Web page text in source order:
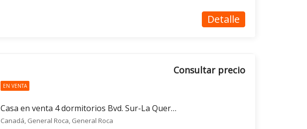
Detalle
EN VENTA
Casa en venta 4 dormitorios Bvd. Sur-La Querencia- Gral. Roca
Consultar precio
Canadá, General Roca, General Roca